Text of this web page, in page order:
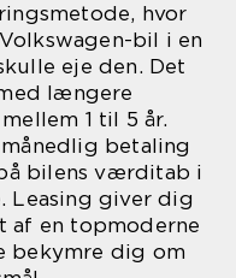
hvor
bil i en
eje den. Det
længere
1 til 5 år.
betaling
bilens værditab i
Leasing giver dig
af en topmoderne
bekymre dig om